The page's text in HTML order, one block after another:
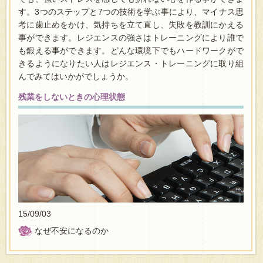
す。3つのステップと7つの技術を学ぶ事により、マイナス思
考に歯止めをかけ、気持ちを立て直し、失敗を教訓にかえる
事ができます。レジエンスの強さはトレーニングにより誰で
も鍛える事ができます。どんな環境下でもハードワークがで
きるようになりたい人はレジエンス・トレーニングに取り組
んでみてはいかがでしょうか。
残業をしないときの心理状態
15/09/03
なぜ不安になるのか